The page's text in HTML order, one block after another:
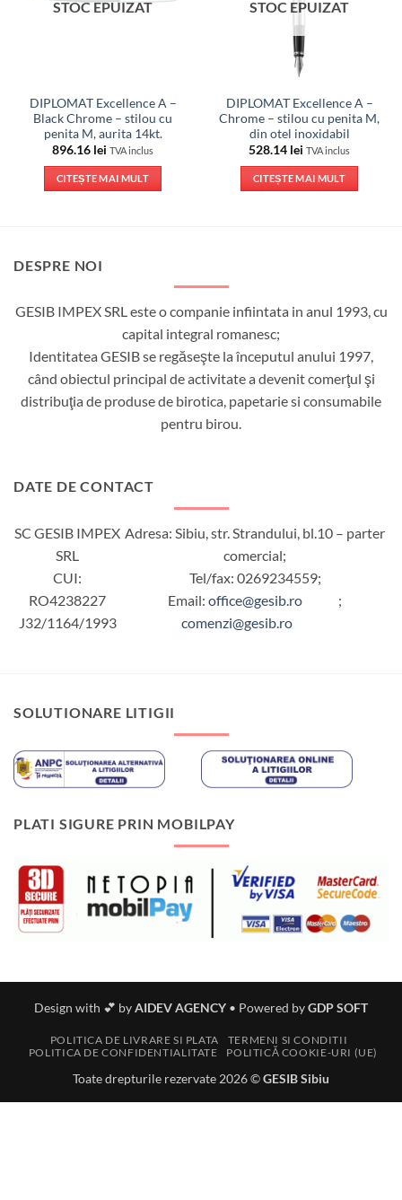
STOC EPUIZAT
DIPLOMAT Excellence A –
Black Chrome – stilou cu
penita M, aurita 14kt.
896.16 lei TVA inclus
CITEȘTE MAI MULT
STOC EPUIZAT
DIPLOMAT Excellence A –
Chrome – stilou cu penita M,
din otel inoxidabil
528.14 lei TVA inclus
CITEȘTE MAI MULT
DESPRE NOI
GESIB IMPEX SRL este o companie infiintata in anul 1993, cu
capital integral romanesc;
Identitatea GESIB se regăseşte la începutul anului 1997,
când obiectul principal de activitate a devenit comerţul şi
distribuţia de produse de birotica, papetarie si consumabile
pentru birou.
DATE DE CONTACT
SC GESIB IMPEX
SRL
CUI:
RO4238227
J32/1164/1993
Adresa: Sibiu, str. Strandului, bl.10 – parter
comercial;
Tel/fax: 0269234559;
Email:office@gesib.ro
;
comenzi@gesib.ro
SOLUTIONARE LITIGII
PLATI SIGURE PRIN MOBILPAY
Design with 💕 byAIDEV AGENCY • Powered byGDP SOFT
POLITICA DE LIVRARE SI PLATA
TERMENI SI CONDITII
POLITICA DE CONFIDENTIALITATE
POLITICĂ COOKIE-URI (UE)
Toate drepturile rezervate 2026 ©GESIB Sibiu